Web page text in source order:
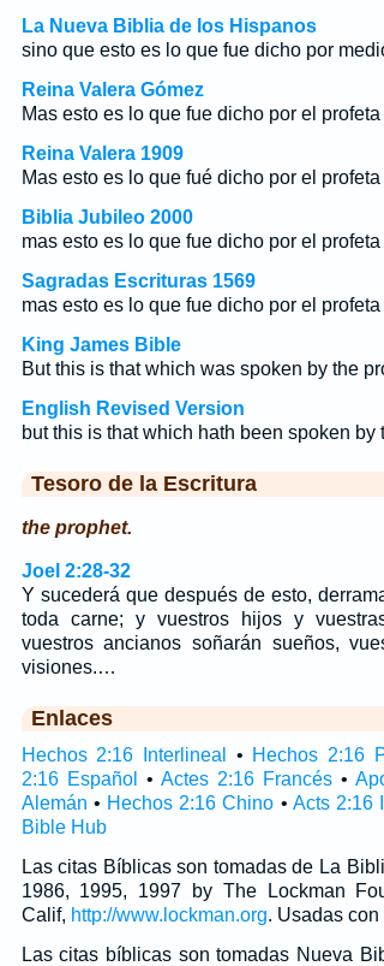
La Nueva Biblia de los Hispanos
sino que esto es lo que fue dicho por
Reina Valera Gómez
Mas esto es lo que fue dicho por el profeta
Reina Valera 1909
Mas esto es lo que fué dicho por el profeta
Biblia Jubileo 2000
mas esto es lo que fue dicho por el profeta
Sagradas Escrituras 1569
mas esto es lo que fue dicho por el profeta
King James Bible
But this is that which was spoken by the
English Revised Version
but this is that which hath been spoken by
Tesoro de la Escritura
the prophet.
Joel 2:28-32
Y sucederá que después de esto,
toda carne; y vuestros hijos y
vuestros ancianos soñarán sueños,
visiones.…
Enlaces
Hechos 2:16 Interlineal • Hechos 2:16
2:16 Español
• Actes 2:16 Francés•
Alemán • Hechos 2:16 Chino • Acts 2:16
Bible Hub
Las citas Bíblicas son tomadas de La
1986, 1995, 1997 by The Lockman
Calif, http://www.lockman.org. Usadas con
Las citas bíblicas son tomadas Nueva